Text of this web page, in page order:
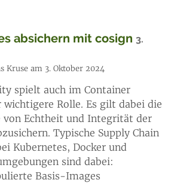
absichern mit cosign 3.
Kruse am 3. Oktober 2024
spielt auch im Container
Rolle. Es gilt dabei die
von Echtheit und Integrität der
Typische Supply Chain
Kubernetes, Docker und
sind dabei:
Basis-Images